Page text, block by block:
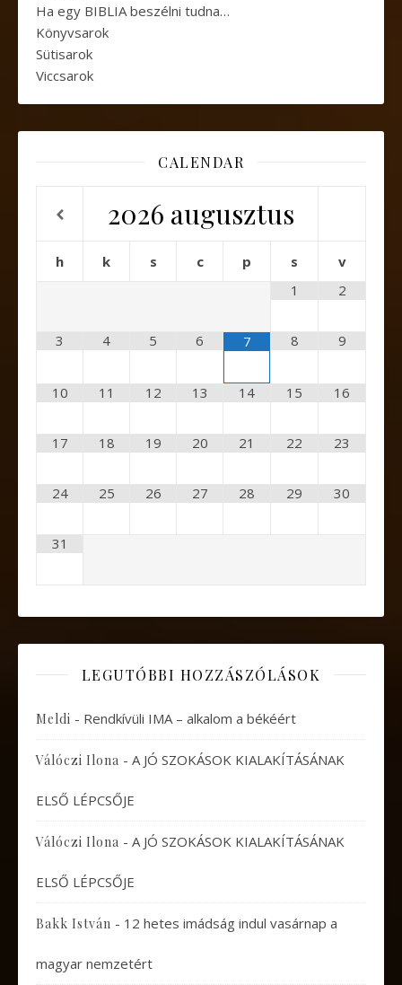
Ha egy BIBLIA beszélni tudna…
Könyvsarok
Sütisarok
Viccsarok
CALENDAR
2026 augusztus
h k s c p s
v
1
2
3 4 5 6 7 8 9
10 11 12 13 14 15 16
17 18 19 20 21 22 23
24 25 26 27 28 29 30
31
LEGUTÓBBI HOZZÁSZÓLÁSOK
Meldi - Rendkívüli IMA – alkalom a békéért
Válóczi Ilona - A JÓ SZOKÁSOK KIALAKÍTÁSÁNAK
ELSŐ LÉPCSŐJE
Válóczi Ilona - A JÓ SZOKÁSOK KIALAKÍTÁSÁNAK
ELSŐ LÉPCSŐJE
Bakk István - 12 hetes imádság indul vasárnap a
magyar nemzetért